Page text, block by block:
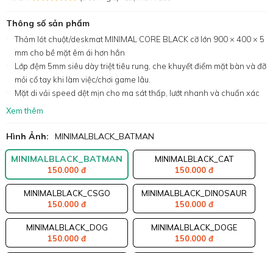
Thông số sản phẩm
Thảm lót chuột/deskmat MINIMAL CORE BLACK cỡ lớn 900 × 400 × 5
mm cho bề mặt êm ái hơn hẳn
Lớp đệm 5mm siêu dày triệt tiêu rung, che khuyết điểm mặt bàn và đỡ
mỏi cổ tay khi làm việc/chơi game lâu.
Mặt di vải speed dệt mịn cho ma sát thấp, lướt nhanh và chuẩn xác
Xem thêm
Hình Ảnh: MINIMALBLACK_BATMAN
MINIMALBLACK_BATMAN
150.000 đ
MINIMALBLACK_CAT
150.000 đ
MINIMALBLACK_CSGO
150.000 đ
MINIMALBLACK_DINOSAUR
150.000 đ
MINIMALBLACK_DOG
150.000 đ
MINIMALBLACK_DOGE
150.000 đ